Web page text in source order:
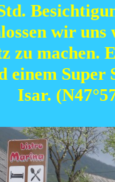
wir
zu machen.
einem Super
Isar.